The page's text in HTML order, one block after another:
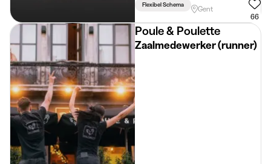
Flexibel Schema
Gent
66
Poule & Poulette
Zaalmedewerker (runner)